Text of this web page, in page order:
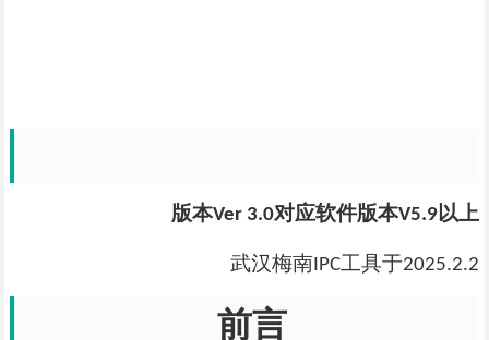
版本Ver 3.0对应软件版本V5.9 以上
武汉梅南 IPC工具于2025.2.2
前言